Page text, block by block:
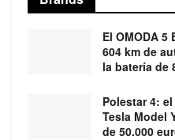
El OMODA 5
604 km de
la batería de
Polestar 4:
Tesla Model
de 50.000